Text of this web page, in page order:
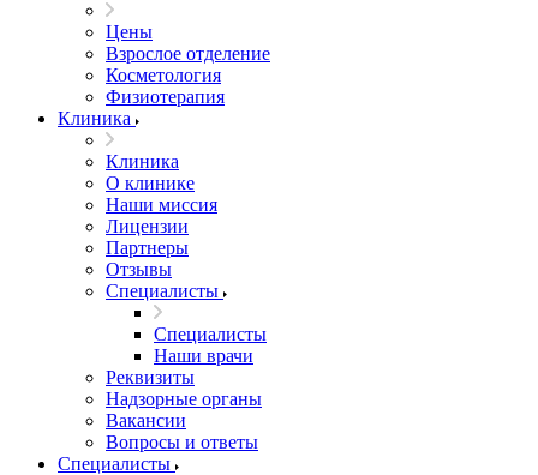
Цены
Взрослое отделение
Косметология
Физиотерапия
Клиника
Клиника
О клинике
Наши миссия
Лицензии
Партнеры
Отзывы
Специалисты
Специалисты
Наши врачи
Реквизиты
Надзорные органы
Вакансии
Вопросы и ответы
Специалисты